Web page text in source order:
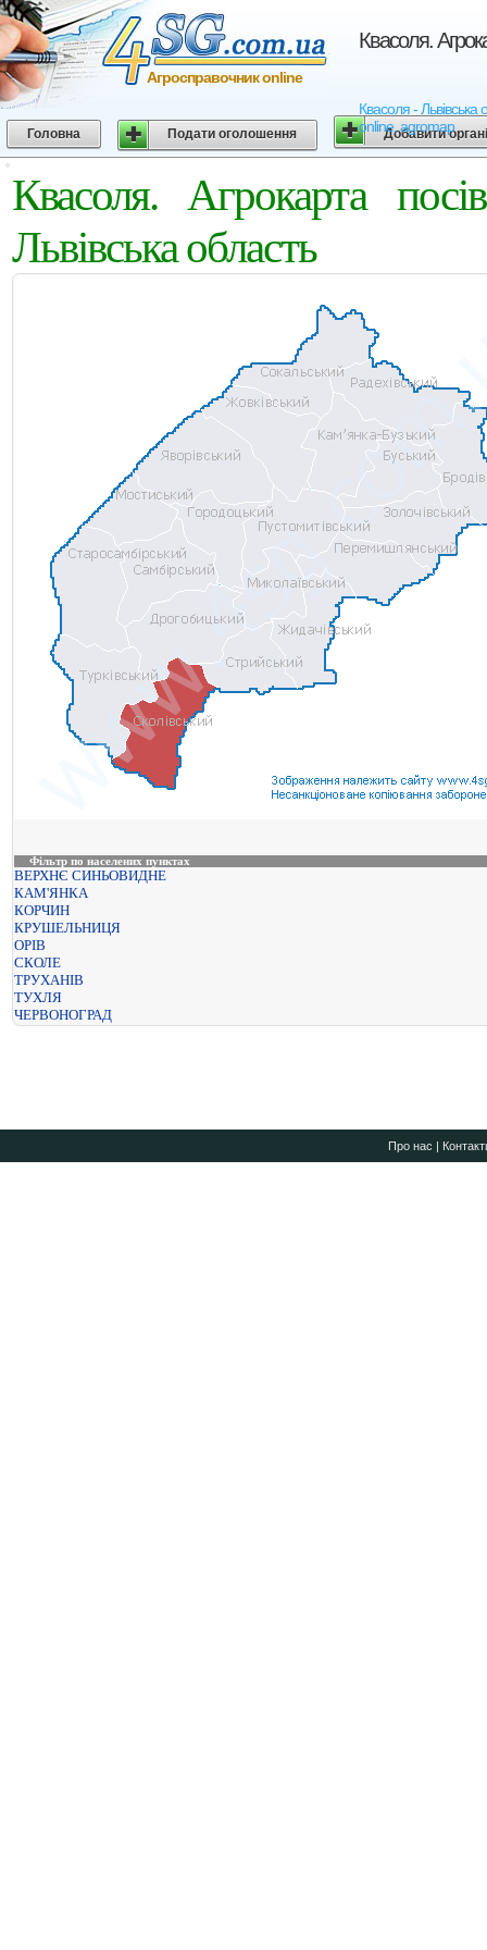
Квасоля.
Квасоля - Львівська
online, agromap
Агросправочник online
Головна Подати оголошення Добавити
Квасоля. Агрокарта
Львівська область
Фільтр по населених пунктах
ВЕРХНЄ СИНЬОВИДНЕ
КАМ'ЯНКА
КОРЧИН
КРУШЕЛЬНИЦЯ
ОРІВ
СКОЛЕ
ТРУХАНІВ
ТУХЛЯ
ЧЕРВОНОГРАД
Про нас |